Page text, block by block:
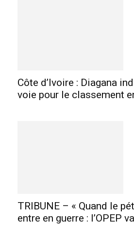
Côte d’Ivoire : Diagana
voie pour le classement
TRIBUNE – « Quand le
entre en guerre : l’OPEP